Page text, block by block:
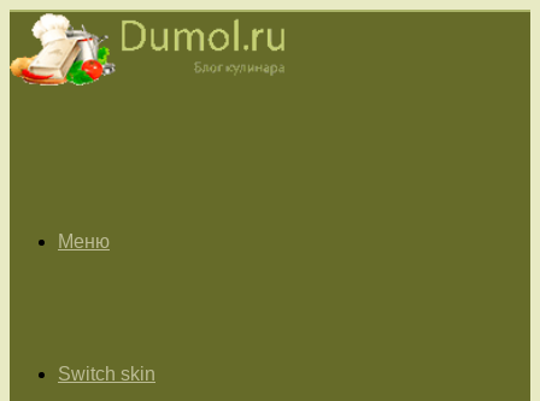
Меню
Switch skin